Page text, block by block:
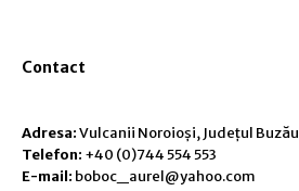
Contact
Adresa:Vulcanii Noroioși, Județul Buzău
Telefon: +40 (0)744 554 553
E-mail: boboc_aurel@yahoo.com